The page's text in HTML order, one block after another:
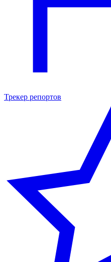
Трекер репортов